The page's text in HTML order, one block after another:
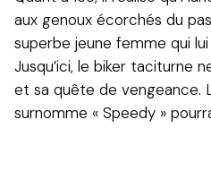
aux genoux écorchés du
superbe jeune femme qui
Jusqu’ici, le biker taciturne
et sa quête de vengeance.
surnomme « Speedy »